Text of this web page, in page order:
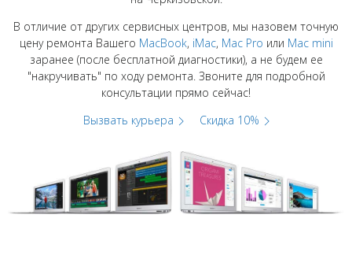
В отличие от других сервисных центров, мы назовем точную
цену ремонта Вашего MacBook, iMac, Mac Pro или Mac mini
заранее (после бесплатной диагностики), а не будем ее
"накручивать" по ходу ремонта. Звоните для подробной
консультации прямо сейчас!
Вызвать курьера
Скидка 10%